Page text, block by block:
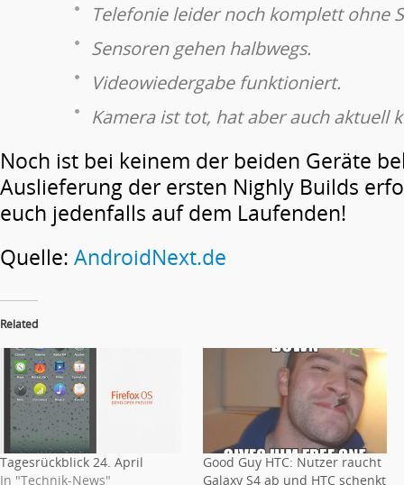
Telefonie leider noch komplett ohne
Sensoren gehen halbwegs.
Videowiedergabe funktioniert.
Kamera ist tot, hat aber auch aktuell
Noch ist bei keinem der beiden Geräte
Auslieferung der ersten Nighly Builds
euch jedenfalls auf dem Laufenden!
Quelle: AndroidNext.de
Related
Tagesrückblick 24. April
In "Technik-News"
Good Guy HTC: Nutzer raucht
Galaxy S4 ab und HTC schenkt